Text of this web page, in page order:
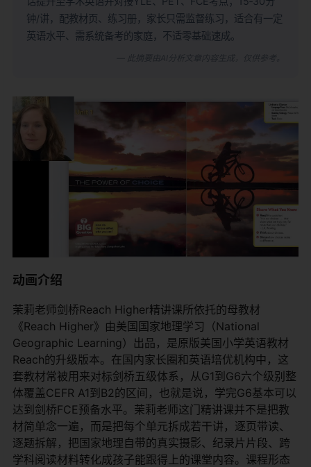
钟/讲，配教材页、练习册，家长只需监督练习，适合有一定
英语水平、需系统备考的家庭，不适零基础速成。
动画介绍
茉莉老师剑桥Reach Higher精讲课所依托的母教材
《Reach Higher》由美国国家地理学习（National
Geographic Learning）出品，是原版美国小学英语教材
Reach的升级版本。在国内家长圈和英语培优机构中，这
套教材常被用来对标剑桥五级体系，从G1到G6六个级别整
体覆盖CEFR A1到B2的区间，也就是说，学完G6基本可以
达到剑桥FCE预备水平。茉莉老师这门精讲课并不是把教
材简单念一遍，而是把每个单元拆成若干讲，逐页带读、
逐题拆解，把国家地理自带的真实摄影、纪录片片段、跨
学科阅读材料转化成孩子能跟得上的课堂内容。课程形态